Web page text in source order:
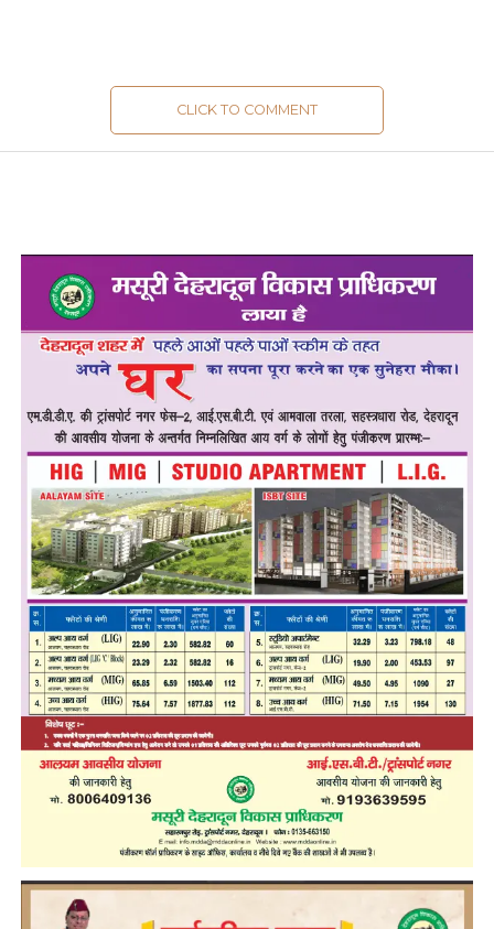
CLICK TO COMMENT